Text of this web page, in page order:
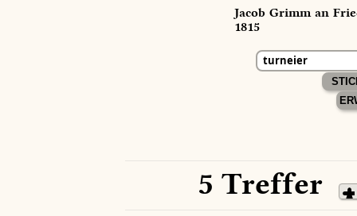
Jacob Grimm an
1815
5 Treffer